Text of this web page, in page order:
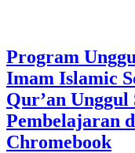
Program
Imam Islamic
Qur’an
Pembelajaran
Chromebook